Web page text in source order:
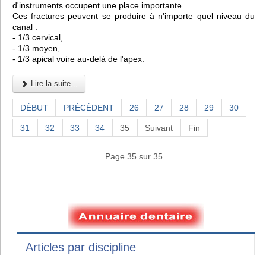
d'instruments occupent une place importante.
Ces fractures peuvent se produire à n'importe quel niveau du
canal :
- 1/3 cervical,
- 1/3 moyen,
- 1/3 apical voire au-delà de l'apex.
Lire la suite...
DÉBUT PRÉCÉDENT 26 27 28 29 30
31 32 33 34 35 Suivant Fin
Page 35 sur 35
Articles par discipline